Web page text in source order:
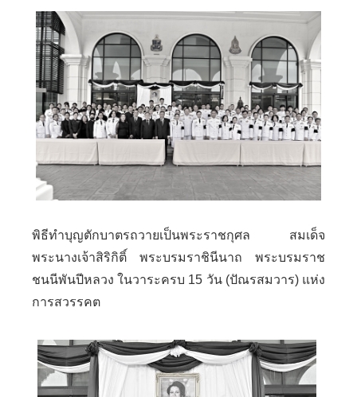
พิธีทำบุญตักบาตรถวายเป็นพระราชกุศล สมเด็จ
พระนางเจ้าสิริกิติ์ พระบรมราชินีนาถ พระบรมราช
ชนนีพันปีหลวง ในวาระครบ 15 วัน (ปัณรสมวาร) แห่ง
การสวรรคต